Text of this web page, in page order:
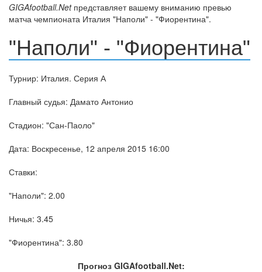
GIGAfootball.Netпредставляет вашему вниманию превью
матча чемпионата Италия "Наполи" - "Фиорентина".
"Наполи" - "Фиорентина"
Турнир: Италия. Серия А
Главный судья: Дамато Антонио
Стадион: "Сан-Паоло"
Дата: Воскресенье, 12 апреля 2015 16:00
Ставки:
"Наполи": 2.00
Ничья: 3.45
"Фиорентина": 3.80
Прогноз GIGAfootball.Net: